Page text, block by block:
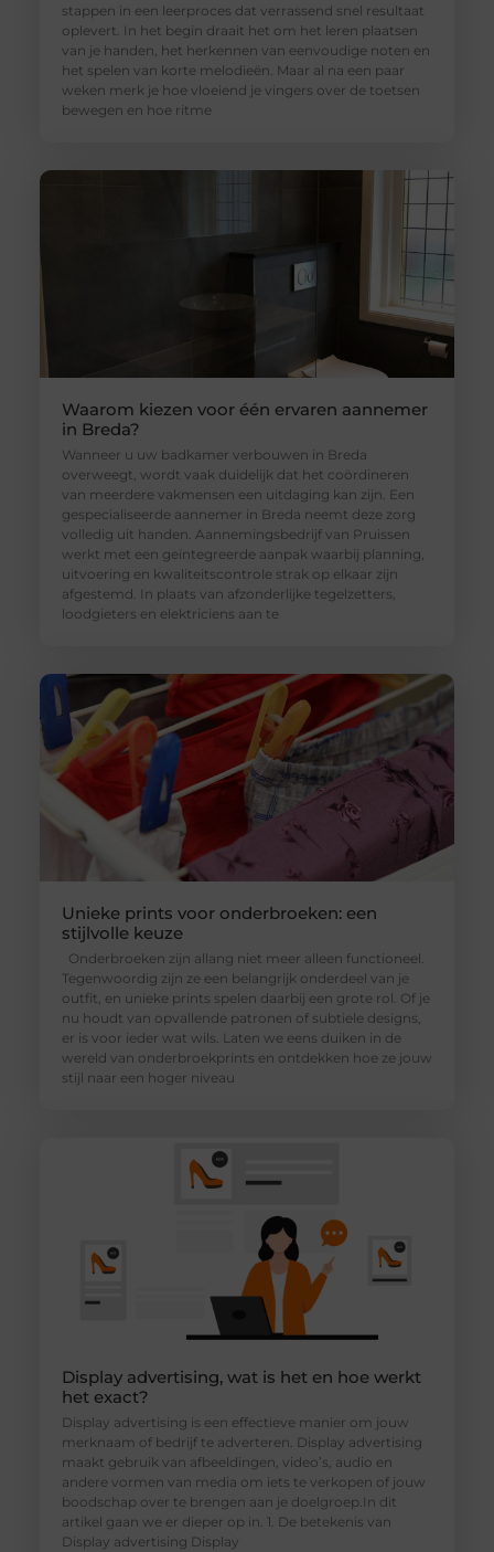
stappen in een leerproces dat verrassend snel resultaat
oplevert. In het begin draait het om het leren plaatsen
van je handen, het herkennen van eenvoudige noten en
het spelen van korte melodieën. Maar al na een paar
weken merk je hoe vloeiend je vingers over de toetsen
bewegen en hoe ritme
Waarom kiezen voor één ervaren aannemer
in Breda?
Wanneer u uw badkamer verbouwen in Breda
overweegt, wordt vaak duidelijk dat het coördineren
van meerdere vakmensen een uitdaging kan zijn. Een
gespecialiseerde aannemer in Breda neemt deze zorg
volledig uit handen. Aannemingsbedrijf van Pruissen
werkt met een geïntegreerde aanpak waarbij planning,
uitvoering en kwaliteitscontrole strak op elkaar zijn
afgestemd. In plaats van afzonderlijke tegelzetters,
loodgieters en elektriciens aan te
Unieke prints voor onderbroeken: een
stijlvolle keuze
Onderbroeken zijn allang niet meer alleen functioneel.
Tegenwoordig zijn ze een belangrijk onderdeel van je
outfit, en unieke prints spelen daarbij een grote rol. Of je
nu houdt van opvallende patronen of subtiele designs,
er is voor ieder wat wils. Laten we eens duiken in de
wereld van onderbroekprints en ontdekken hoe ze jouw
stijl naar een hoger niveau
Display advertising, wat is het en hoe werkt
het exact?
Display advertising is een effectieve manier om jouw
merknaam of bedrijf te adverteren. Display advertising
maakt gebruik van afbeeldingen, video’s, audio en
andere vormen van media om iets te verkopen of jouw
boodschap over te brengen aan je doelgroep.In dit
artikel gaan we er dieper op in. 1. De betekenis van
Display advertising Display